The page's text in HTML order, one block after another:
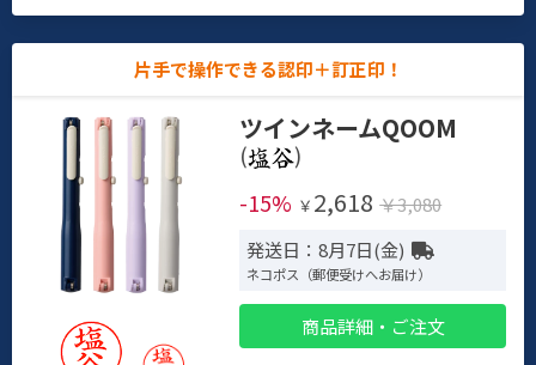
片手で操作できる認印＋訂正印！
ツインネームQOOM
(
)
-15% ￥ 2,618 ￥3,080
発送日：8月7日(金)
ネコポス（郵便受けへお届け）
商品詳細・ご注文